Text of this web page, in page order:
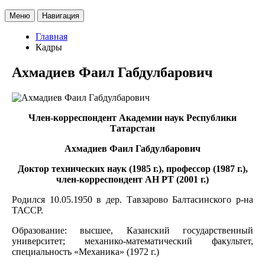
Меню Навигация
Главная
Кадры
Ахмадиев Фаил Габдулбарович
Член-корреспондент Академии наук Республики
Татарстан
Ахмадиев Фаил Габдулбарович
Доктор технических наук (1985 г.), профессор (1987 г.),
член-корреспондент АН РТ (2001 г.)
Родился 10.05.1950 в дер. Тавзарово Балтасинского р-на
ТАССР.
Образование: высшее, Казанский государственный
университет; механико-математический факультет,
специальность «Механика» (1972 г.)